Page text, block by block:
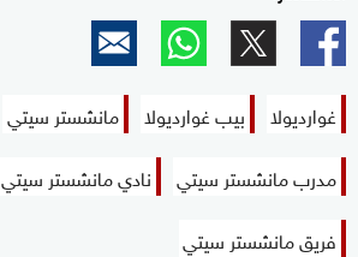
غوارديولا بيب غوارديولا
مانشستر سيتي
مدرب مانشستر سيتي
نادي مانشستر سيتي
فريق مانشستر سيتي